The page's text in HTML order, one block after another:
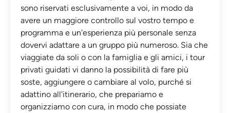
sono riservati esclusivamente a voi, in modo da
avere un maggiore controllo sul vostro tempo e
programma e un'esperienza più personale senza
dovervi adattare a un gruppo più numeroso. Sia che
viaggiate da soli o con la famiglia e gli amici, i tour
privati guidati vi danno la possibilità di fare più
soste, aggiungere o cambiare al volo, purché si
adattino all'itinerario, che prepariamo e
organizziamo con cura, in modo che possiate